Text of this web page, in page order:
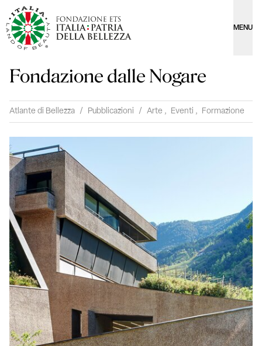
MENU
Fondazione dalle Nogare
Atlante di Bellezza / Pubblicazioni / Arte , Eventi , Formazione